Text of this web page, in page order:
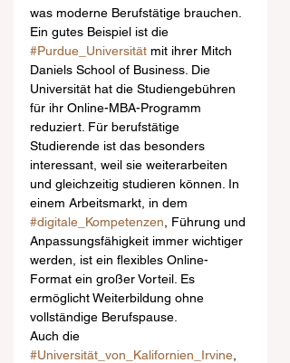
was moderne Berufstätige brauchen.
Ein gutes Beispiel ist die
#Purdue_Universität mit ihrer Mitch
Daniels School of Business. Die
Universität hat die Studiengebühren
für ihr Online-MBA-Programm
reduziert. Für berufstätige
Studierende ist das besonders
interessant, weil sie weiterarbeiten
und gleichzeitig studieren können. In
einem Arbeitsmarkt, in dem
#digitale_Kompetenzen , Führung und
Anpassungsfähigkeit immer wichtiger
werden, ist ein flexibles Online-
Format ein großer Vorteil. Es
ermöglicht Weiterbildung ohne
vollständige Berufspause.
Auch die
#Universität_von_Kalifornien_Irvine